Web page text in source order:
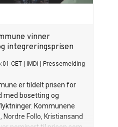
vinner
integreringsprisen
CET IMDi Pressemelding
er tildelt prisen for
med bosetting og
Kommunene
Nordre Follo, Kristiansand